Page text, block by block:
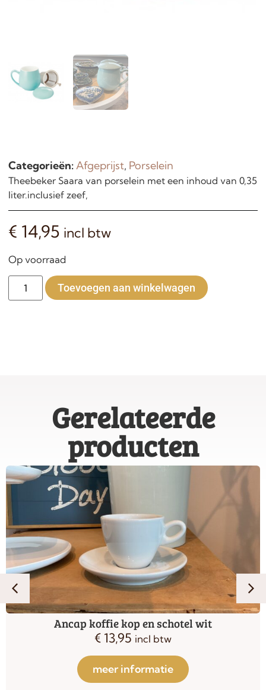
Categorieën:Afgeprijst, Porselein
Theebeker Saara van porselein met een inhoud van 0,35
liter.inclusief zeef,
€ 14,95 incl btw
Op voorraad
Toevoegen aan winkelwagen
Gerelateerde
producten
Ancap koffie kop en schotel wit
€ 13,95 incl btw
meer informatie